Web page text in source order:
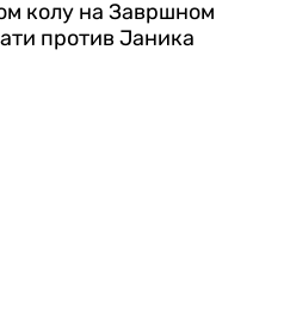
колу на Завршном
против Јаника